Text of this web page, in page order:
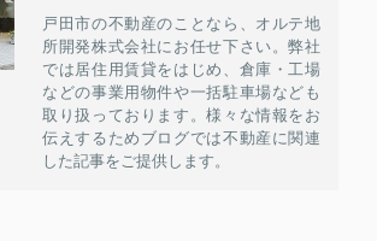
戸田市の不動産のことなら、オルテ地
所開発株式会社にお任せ下さい。弊社
では居住用賃貸をはじめ、倉庫・工場
などの事業用物件や一括駐車場なども
取り扱っております。様々な情報をお
伝えするためブログでは不動産に関連
した記事をご提供します。